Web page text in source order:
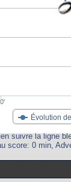
Évolution
suivre la ligne
score: 0 min,